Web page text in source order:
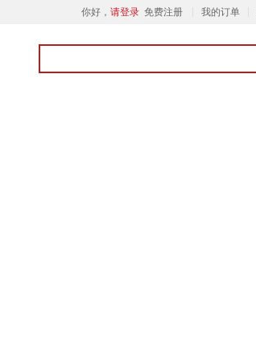
你好， 请登录 免费注册 我的订单